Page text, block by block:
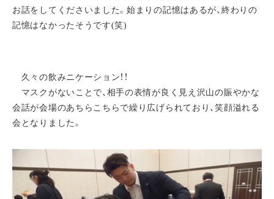
お話をしてくださいました。始まりの記憶はあるが、終わりの
記憶はなかったそうです(笑)
久々の飲みニケーション！！
マスクがないことで、相手の表情が良く見え沢山の賑やかな
会話が会場のあちらこちらで繰り広げられており、笑顔溢れる
会となりました。